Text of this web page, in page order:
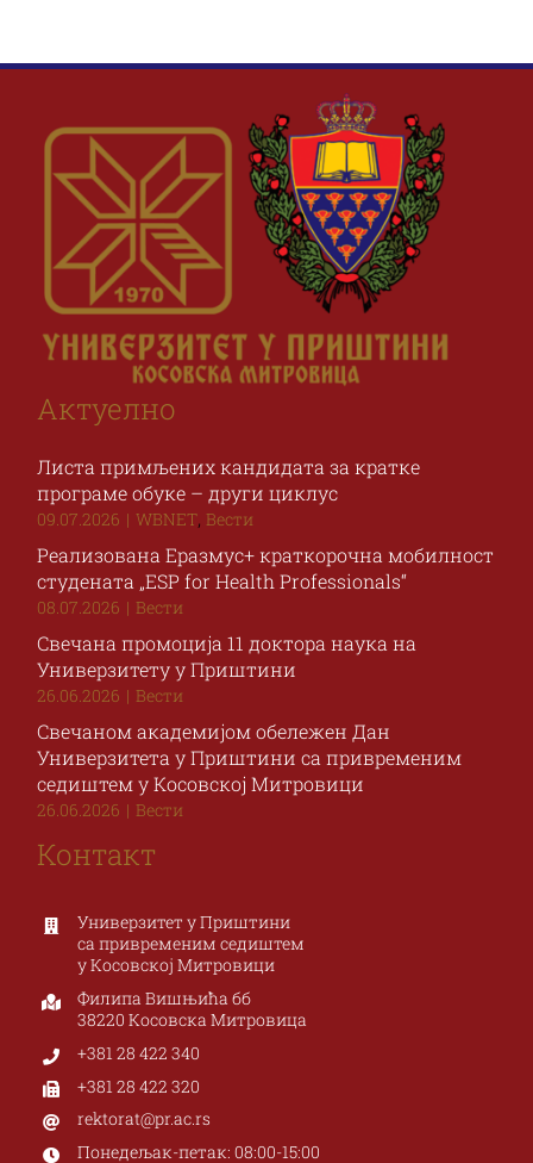
Актуелно
Листа примљених кандидата за кратке
програме обуке – други циклус
09.07.2026 | WBNET,Вести
Реализована Еразмус+ краткорочна мобилност
студената „ESP for Health Professionals“
08.07.2026 | Вести
Свечана промоција 11 доктора наука на
Универзитету у Приштини
26.06.2026 | Вести
Свечаном академијом обележен Дан
Универзитета у Приштини са привременим
седиштем у Косовској Митровици
26.06.2026 | Вести
Контакт
Универзитет у Приштини
са привременим седиштем
у Косовској Митровици
Филипа Вишњића бб
38220 Косовска Митровица
+381 28 422 340
+381 28 422 320
rektorat@pr.ac.rs
Понедељак-петак: 08:00-15:00